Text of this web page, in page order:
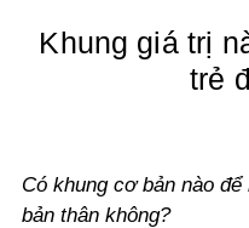
Khung giá trị
trẻ
Có khung cơ bản nào
bản thân không?